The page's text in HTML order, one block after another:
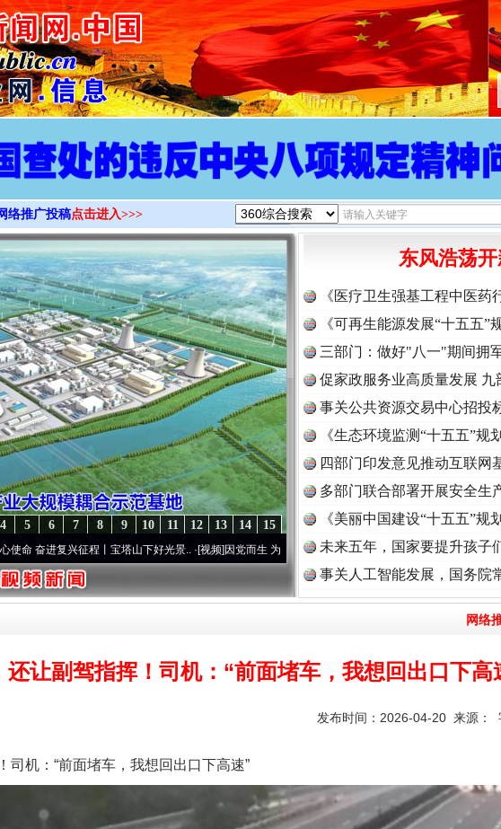
>
络推广投稿点击进入>>>
15
14
13
12
11
10
9
8
7
6
5
4
兴征程丨宝塔山下好光景..·[视频]因党而生 为党而战——百年“纪”事⑧加强纪律.. ·[视频]牢记初心使命 奋
东风浩荡
《医疗卫生强基工程中医药
《可再生能源发展“十五五”
三部门：做好"八一"期间拥
促家政服务业高质量发展 九
事关公共资源交易中心招投
《生态环境监测“十五五”规
读
四部门印发意见推动互联网
多部门联合部署开展安全生
《美丽中国建设“十五五”规
未来五年，国家要提升孩子
事关人工智能发展，国务院
网络
还让副驾指挥！司机：“前面堵车，我想回出口下高
发布时间：2026-04-20 来源：
机：“前面堵车，我想回出口下高速”